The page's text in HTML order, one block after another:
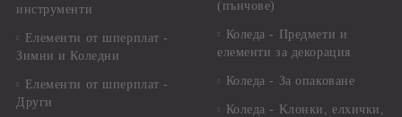
инструменти
Елементи от шперплат -
Зимни и Коледни
Елементи от шперплат -
Други
(пънчове)
Коледа - Предмети и
елементи за декорация
Коледа - За опаковане
Коледа - Kлонки, елхички,